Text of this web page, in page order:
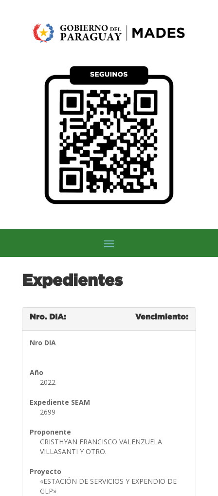
Expedientes
Nro. DIA: Vencimiento:
Nro DIA
Año
2022
Expediente SEAM
2699
Proponente
CRISTHYAN FRANCISCO VALENZUELA
VILLASANTI Y OTRO.
Proyecto
«ESTACIÓN DE SERVICIOS Y EXPENDIO DE
GLP»